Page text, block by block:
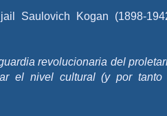
Saulovich Kogan (1898-
revolucionaria del
el nivel cultural (y por tanto